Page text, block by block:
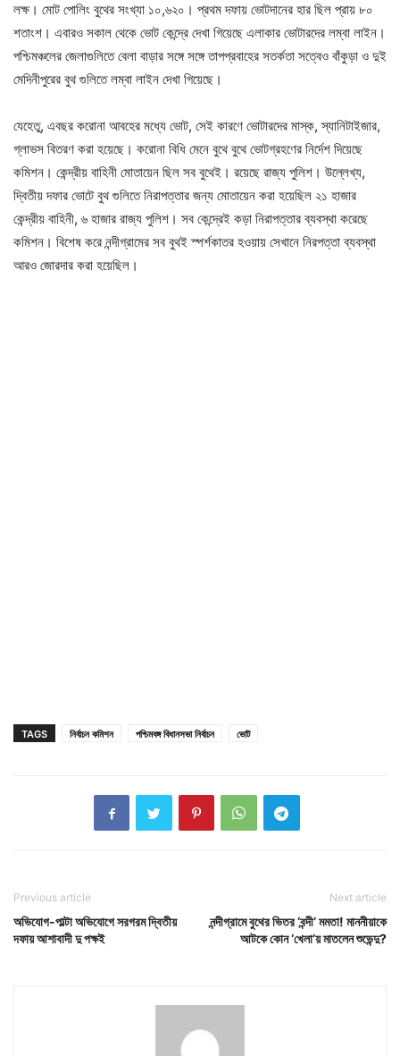
লক্ষ। মোট পোলিং বুথের সংখ্যা ১০,৬২০। প্রথম দফায় ভোটদানের হার ছিল প্রায় ৮০
শতাংশ। এবারও সকাল থেকে ভোট কেন্দ্রে দেখা গিয়েছে এলাকার ভোটারদের লম্বা লাইন।
পশ্চিমঞ্চলের জেলাগুলিতে বেলা বাড়ার সঙ্গে সঙ্গে তাপপ্রবাহের সতর্কতা সত্বেও বাঁকুড়া ও দুই
মেদিনীপুরের বুথ গুলিতে লম্বা লাইন দেখা গিয়েছে।
যেহেতু, এবছর করোনা আবহের মধ্যে ভোট, সেই কারণে ভোটারদের মাস্ক, স্যানিটাইজার,
গ্লাভস বিতরণ করা হয়েছে। করোনা বিধি মেনে বুথে বুথে ভোটগ্রহণের নির্দেশ দিয়েছে
কমিশন। কেন্দ্রীয় বাহিনী মোতায়েন ছিল সব বুথেই। রয়েছে রাজ্য পুলিশ। উল্লেখ্য,
দ্বিতীয় দফার ভোটে বুথ গুলিতে নিরাপত্তার জন্য মোতায়েন করা হয়েছিল ২১ হাজার
কেন্দ্রীয় বাহিনী, ৬ হাজার রাজ্য পুলিশ। সব কেন্দ্রেই কড়া নিরাপত্তার ব্যবস্থা করেছে
কমিশন। বিশেষ করে নন্দীগ্রামের সব বুথই স্পর্শকাতর হওয়ায় সেখানে নিরপত্তা ব্যবস্থা
আরও জোরদার করা হয়েছিল।
TAGS নির্বাচন কমিশন পশ্চিমবঙ্গ বিধানসভা নির্বাচন ভোট
Previous article
অভিযোগ-পাল্টা অভিযোগে সরগরম দ্বিতীয়
দফায় আশাবাদী দু পক্ষই
Next article
নন্দীগ্রামে বুথের ভিতর ‘বন্দী’ মমতা! মাননীয়াকে
আটকে কোন ‘খেলা’য় মাতলেন শুভেন্দু?